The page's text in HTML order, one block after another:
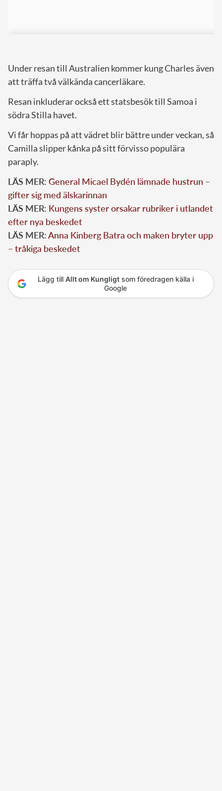
Under resan till Australien kommer kung Charles även
att träffa två välkända cancerläkare.
Resan inkluderar också ett statsbesök till Samoa i
södra Stilla havet.
Vi får hoppas på att vädret blir bättre under veckan, så
Camilla slipper kånka på sitt förvisso populära
paraply.
LÄS MER: General Micael Bydén lämnade hustrun –
gifter sig med älskarinnan
LÄS MER: Kungens syster orsakar rubriker i utlandet
efter nya beskedet
LÄS MER:Anna Kinberg Batra och maken bryter upp
– tråkiga beskedet
Lägg till Allt om Kungligtsom föredragen källa i
Google